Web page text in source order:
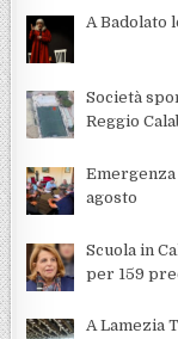
A Badolato
Società
Reggio
agosto
Scuola in
per 159
A Lamezia